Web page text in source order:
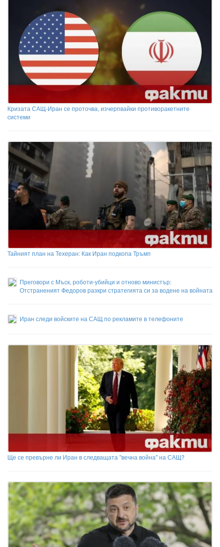
Кризата САЩ-Иран се проточва, изчерпвайки противоракетните
системи
Тайният план на Техеран: Как Иран подкопа Тръмп
Преговори с Мъск, роботи-убийци и отново министър:
Отстраненият Федоров разкри стратегията си за водене на войната
Иран следи войските на САЩ по рекламите в телефоните
Ще се превърне ли Иран в следващата "вечна война" на САЩ?